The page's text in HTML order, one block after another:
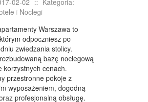
KURSY I SZKOLENIA
TŁUMACZENIA
WEBSTORE
BIŻUTERIA
DLA DZIECI
02-02 :: Kategoria:
i Noclegi
Warszawa to
odpoczniesz po
zwiedzania stolicy.
bazę noclegową
korzystnych cenach.
przestronne pokoje z
wyposażeniem, dogodną
profesjonalną obsługę.